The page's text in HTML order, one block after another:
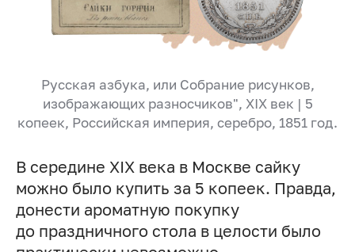
Русская азбука, или Собрание рисунков,
изображающих разносчиков", XIX век | 5
копеек, Российская империя, серебро, 1851 год.
В середине XIX века в Москве сайку
можно было купить за 5 копеек. Правда,
донести ароматную покупку
до праздничного стола в целости было